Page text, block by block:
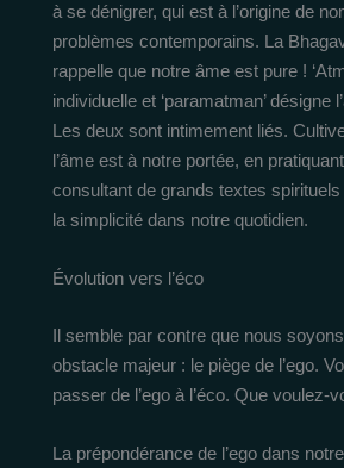
à se dénigrer, qui est à l’origine de
problèmes contemporains. La
rappelle que notre âme est pure !
individuelle et ‘paramatman’ désigne
Les deux sont intimement liés.
l’âme est à notre portée, en
consultant de grands textes
la simplicité dans notre quotidien.
Évolution vers l’éco
Il semble par contre que nous
obstacle majeur : le piège de l’ego.
passer de l’ego à l’éco. Que voulez-
La prépondérance de l’ego dans